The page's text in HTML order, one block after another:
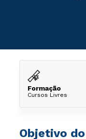
Formação
Cursos Livres
Objetivo